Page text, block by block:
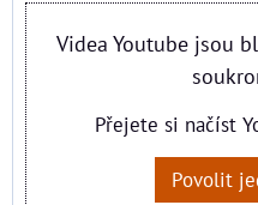
Videa Youtube jsou
Přejete si načíst
Povolit